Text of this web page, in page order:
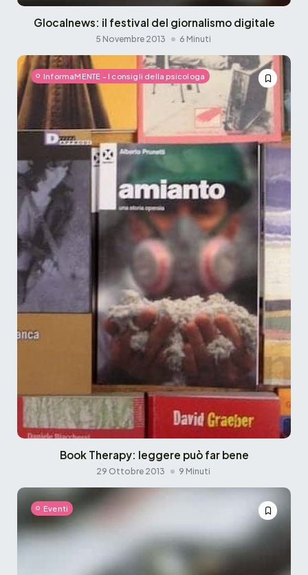
Glocalnews: il festival del giornalismo digitale
5 Novembre 2013 6 Minuti
InformaMENTE - I consigli della psicologa
Book Therapy: leggere può far bene
29 Ottobre 2013 9 Minuti
Eventi